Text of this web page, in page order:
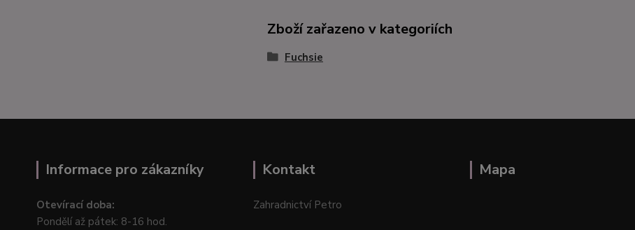
Zboží zařazeno v kategoriích
Fuchsie
Informace pro zákazníky
Otevírací doba:
Pondělí až pátek: 8-16 hod.
Kontakt
Zahradnictví Petro
Mapa